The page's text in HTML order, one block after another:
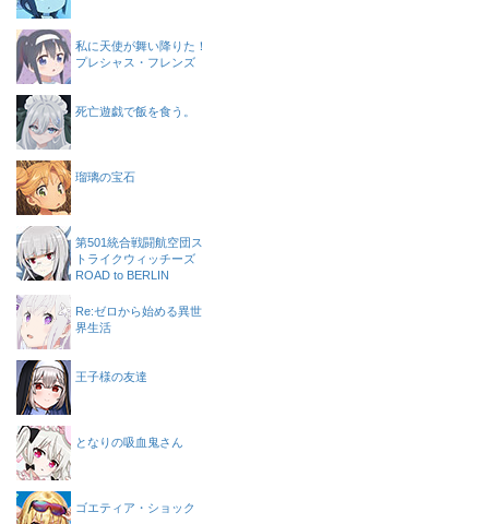
私に天使が舞い降りた！
プレシャス・フレンズ
死亡遊戯で飯を食う。
瑠璃の宝石
第501統合戦闘航空団ス
トライクウィッチーズ
ROAD to BERLIN
Re:ゼロから始める異世
界生活
王子様の友達
となりの吸血鬼さん
ゴエティア・ショック